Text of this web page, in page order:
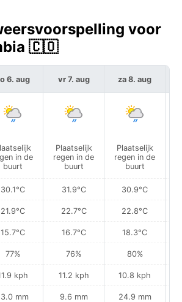
voor
🇨🇴
6. aug
in de
buurt
30.1°C
21.9°C
15.7°C
77%
kph
mm
vr 7. aug
Plaatselijk
regen in de
buurt
31.9°C
22.7°C
16.7°C
76%
11.2 kph
9.6 mm
za 8. aug
Plaatselijk
regen in de
buurt
30.9°C
22.8°C
18.3°C
80%
10.8 kph
24.9 mm